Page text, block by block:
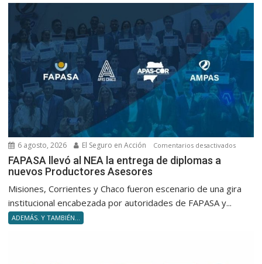
para
no
volverte
en
6 agosto, 2026 El Seguro en Acción Comentarios desactivadosen
FAPASA llevó al NEA la entrega de diplomas a
nuevos Productores Asesores
Misiones, Corrientes y Chaco fueron escenario de una gira
institucional encabezada por autoridades de FAPASA y...
ADEMÁS. Y TAMBIÉN...